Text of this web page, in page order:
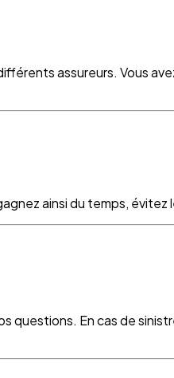
assureurs. Vous
ainsi du temps, évitez
En cas de